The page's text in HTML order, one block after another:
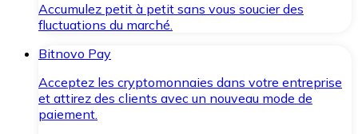
Accumulez petit à petit sans vous soucier des
fluctuations du marché.
Bitnovo Pay
Acceptez les cryptomonnaies dans votre entreprise
et attirez des clients avec un nouveau mode de
paiement.